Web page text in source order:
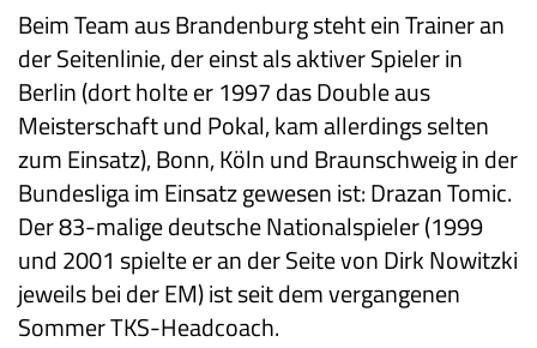
Beim Team aus Brandenburg steht ein Trainer an
der Seitenlinie, der einst als aktiver Spieler in
Berlin (dort holte er 1997 das Double aus
Meisterschaft und Pokal, kam allerdings selten
zum Einsatz), Bonn, Köln und Braunschweig in der
Bundesliga im Einsatz gewesen ist: Drazan Tomic.
Der 83-malige deutsche Nationalspieler (1999
und 2001 spielte er an der Seite von Dirk Nowitzki
jeweils bei der EM) ist seit dem vergangenen
Sommer TKS-Headcoach.